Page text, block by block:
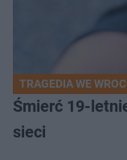
TRAGEDIA WE
Śmierć 19-
sieci